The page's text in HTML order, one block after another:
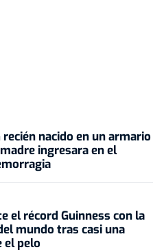
nacido en un armario
ingresara en el
el récord Guinness con la
mundo tras casi una
el pelo